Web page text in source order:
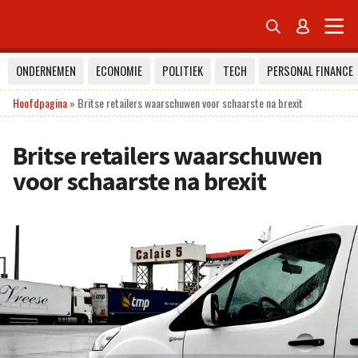
 
ONDERNEMEN ECONOMIE POLITIEK TECH
PERSONAL FINANCE
Hoofdpagina» Britse retailers waarschuwen voor schaarste na brexit
Britse retailers waarschuwen
voor schaarste na brexit